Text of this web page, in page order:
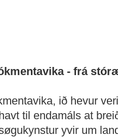
- frá
ið hevur
til endamáls at
yvir um